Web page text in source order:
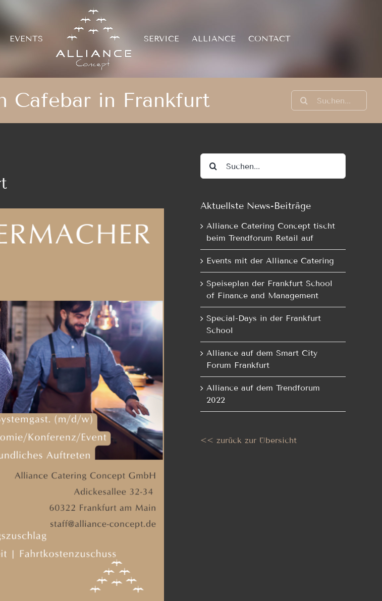
EVENTS SERVICE ALLIANCE CONTACT
Cafebar in Frankfurt
Suche
nach:
Suche
nach:
Aktuellste News-Beiträge
Alliance Catering Concept tischt
beim Trendforum Retail auf
Events mit der Alliance Catering
Speiseplan der Frankfurt School
of Finance and Management
Special-Days in der Frankfurt
School
Alliance auf dem Smart City
Forum Frankfurt
Alliance auf dem Trendforum
2022
<< zurück zur Übersicht